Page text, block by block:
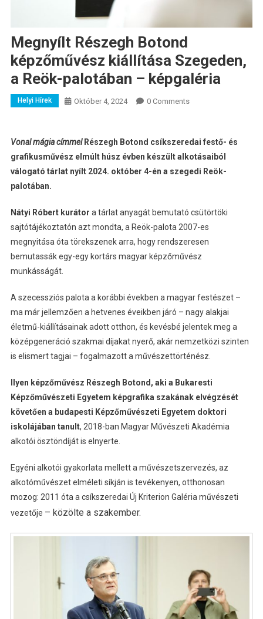
Megnyílt Részegh Botond
képzőművész kiállítása Szegeden,
a Reök-palotában – képgaléria
Helyi Hírek Október 4, 2024 0 Comments
Vonal mágia címmelRészegh Botond csíkszeredai festő- és
grafikusművész elmúlt húsz évben készült alkotásaiból
válogató tárlat nyílt 2024. október 4-én a szegedi Reök-
palotában.
Nátyi Róbert kurátor a tárlat anyagát bemutató csütörtöki
sajtótájékoztatón azt mondta, a Reök-palota 2007-es
megnyitása óta törekszenek arra, hogy rendszeresen
bemutassák egy-egy kortárs magyar képzőművész
munkásságát.
A szecessziós palota a korábbi években a magyar festészet –
ma már jellemzően a hetvenes éveikben járó – nagy alakjai
életmű-kiállításainak adott otthon, és kevésbé jelentek meg a
középgeneráció szakmai díjakat nyerő, akár nemzetközi szinten
is elismert tagjai – fogalmazott a művészettörténész.
Ilyen képzőművész Részegh Botond, aki a Bukaresti
Képzőművészeti Egyetem képgrafika szakának elvégzését
követően a budapesti Képzőművészeti Egyetem doktori
iskolájában tanult, 2018-ban Magyar Művészeti Akadémia
alkotói ösztöndíját is elnyerte.
Egyéni alkotói gyakorlata mellett a művészetszervezés, az
alkotóművészet elméleti síkján is tevékenyen, otthonosan
mozog: 2011 óta a csíkszeredai Új Kriterion Galéria művészeti
vezetője – közölte a szakember.